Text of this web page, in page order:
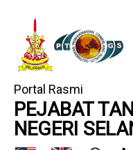
Portal Rasmi
PEJABAT
NEGERI